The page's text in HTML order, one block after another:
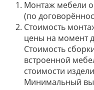
Монтаж мебели
(по
Стоимость
цены на момент
Стоимость
встроенной
стоимости
Минимальный